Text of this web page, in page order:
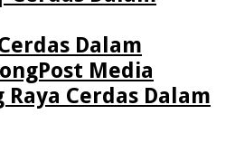
Dalam
Media
Cerdas Dalam